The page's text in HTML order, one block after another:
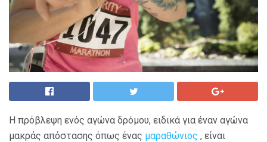
Η πρόβλεψη ενός αγώνα δρόμου, ειδικά για έναν αγώνα
μακράς απόστασης όπως ένας μαραθώνιος , είναι